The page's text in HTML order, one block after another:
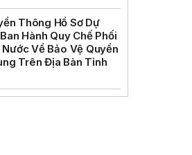
Thông Hồ Sơ Dự
Hành Quy Chế Phối
Về Bảo Vệ Quyền
Trên Địa Bàn Tỉnh